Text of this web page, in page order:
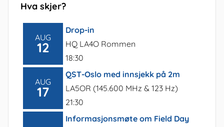
Hva skjer?
AUG
12
Drop-in
HQ LA4O Rommen
18:30
AUG
17
QST-Oslo med innsjekk på 2m
LA5OR (145.600 MHz & 123 Hz)
21:30
Informasjonsmøte om Field Day